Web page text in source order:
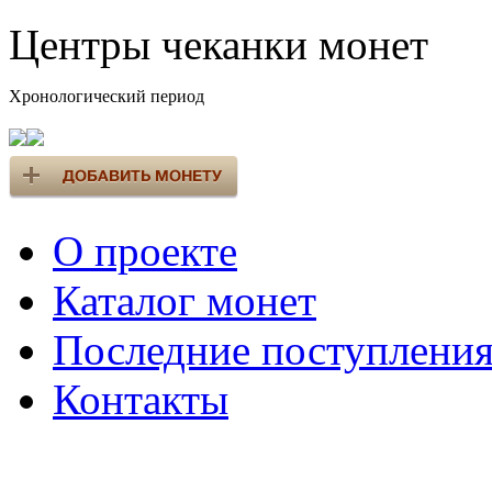
Центры чеканки монет
Хронологический период
О проекте
Каталог монет
Последние
Контакты